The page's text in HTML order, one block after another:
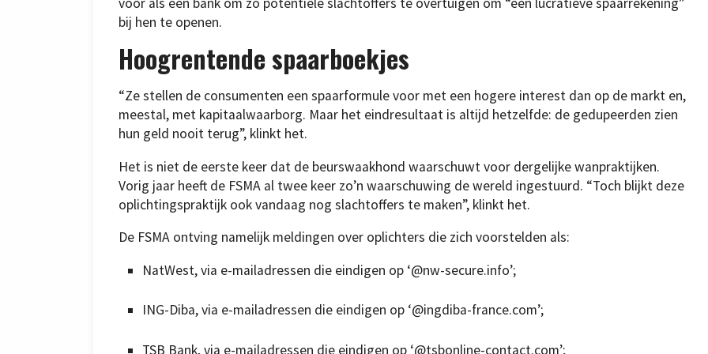
bij hen te openen.
Hoogrentende spaarboekjes
“Ze stellen de consumenten een spaarformule voor met een hogere interest dan op de markt en,
meestal, met kapitaalwaarborg. Maar het eindresultaat is altijd hetzelfde: de gedupeerden zien
hun geld nooit terug”, klinkt het.
Het is niet de eerste keer dat de beurswaakhond waarschuwt voor dergelijke wanpraktijken.
Vorig jaar heeft de FSMA al twee keer zo’n waarschuwing de wereld ingestuurd. “Toch blijkt deze
oplichtingspraktijk ook vandaag nog slachtoffers te maken”, klinkt het.
De FSMA ontving namelijk meldingen over oplichters die zich voorstelden als:
NatWest, via e-mailadressen die eindigen op ‘@nw-secure.info’;
ING-Diba, via e-mailadressen die eindigen op ‘@ingdiba-france.com’;
TSB Bank, via e-mailadressen die eindigen op ‘@tsbonline-contact.com’;